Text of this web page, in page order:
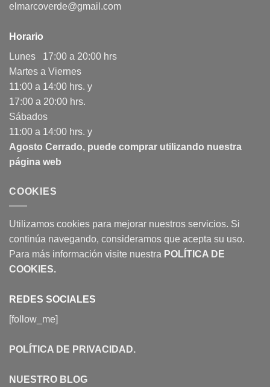
elmarcoverde@gmail.com
Horario
Lunes 17:00 a 20:00 hrs
Martes a Viernes
11:00 a 14:00 hrs. y
17:00 a 20:00 hrs.
Sábados
11:00 a 14:00 hrs. y
Agosto Cerrado, puede comprar utilizando nuestra
página web
COOKIES
Utilizamos cookies para mejorar nuestros servicios. Si
continúa navegando, consideramos que acepta su uso.
Para más información visite nuestra POLÍTICA DE
COOKIES.
REDES SOCIALES
[follow_me]
POLÍTICA DE PRIVACIDAD.
NUESTRO BLOG